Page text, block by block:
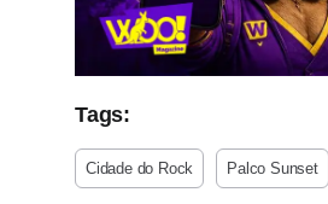
Tags:
Cidade do Rock Palco Sunset